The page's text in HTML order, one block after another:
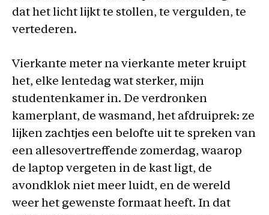
dat het licht lijkt te stollen, te vergulden, te
vertederen.
Vierkante meter na vierkante meter kruipt
het, elke lentedag wat sterker, mijn
studentenkamer in. De verdronken
kamerplant, de wasmand, het afdruiprek: ze
lijken zachtjes een belofte uit te spreken van
een allesovertreffende zomerdag, waarop
de laptop vergeten in de kast ligt, de
avondklok niet meer luidt, en de wereld
weer het gewenste formaat heeft. In dat